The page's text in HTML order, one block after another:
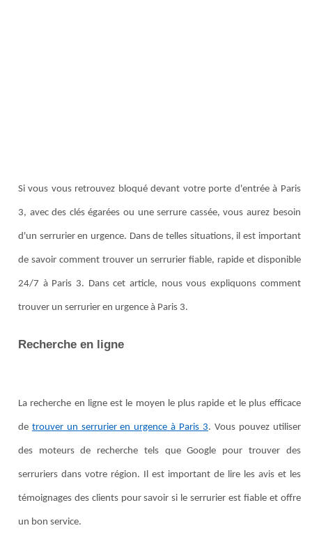
Si vous vous retrouvez bloqué devant votre porte d'entrée à Paris
3, avec des clés égarées ou une serrure cassée, vous aurez besoin
d'un serrurier en urgence. Dans de telles situations, il est important
de savoir comment trouver un serrurier fiable, rapide et disponible
24/7 à Paris 3. Dans cet article, nous vous expliquons comment
trouver un serrurier en urgence à Paris 3.
Recherche en ligne
La recherche en ligne est le moyen le plus rapide et le plus efficace
de trouver un serrurier en urgence à Paris 3. Vous pouvez utiliser
des moteurs de recherche tels que Google pour trouver des
serruriers dans votre région. Il est important de lire les avis et les
témoignages des clients pour savoir si le serrurier est fiable et offre
un bon service.